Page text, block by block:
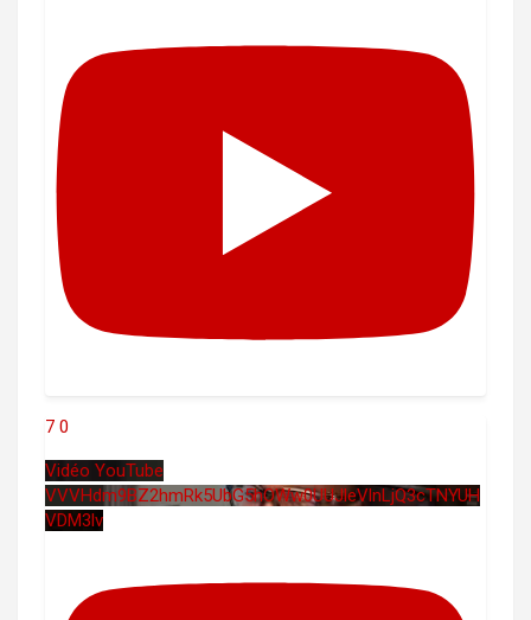
7 0
Vidéo YouTube
VVVHdm9BZ2hmRk5UbG5hOWw0UUJleVlnLjQ3cTNYUH
VDM3lv